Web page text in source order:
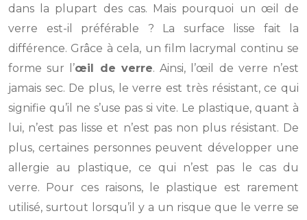
dans la plupart des cas. Mais pourquoi un œil de
verre est-il préférable ? La surface lisse fait la
différence. Grâce à cela, un film lacrymal continu se
forme sur l’œil de verre. Ainsi, l’œil de verre n’est
jamais sec. De plus, le verre est très résistant, ce qui
signifie qu’il ne s’use pas si vite. Le plastique, quant à
lui, n’est pas lisse et n’est pas non plus résistant. De
plus, certaines personnes peuvent développer une
allergie au plastique, ce qui n’est pas le cas du
verre. Pour ces raisons, le plastique est rarement
utilisé, surtout lorsqu’il y a un risque que le verre se